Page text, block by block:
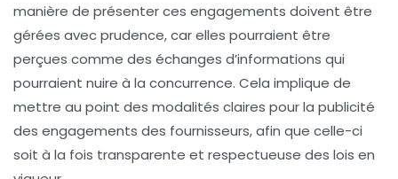
manière de présenter ces engagements doivent être
gérées avec prudence, car elles pourraient être
perçues comme des échanges d’informations qui
pourraient nuire à la concurrence. Cela implique de
mettre au point des modalités claires pour la publicité
des engagements des fournisseurs, afin que celle-ci
soit à la fois transparente et respectueuse des lois en